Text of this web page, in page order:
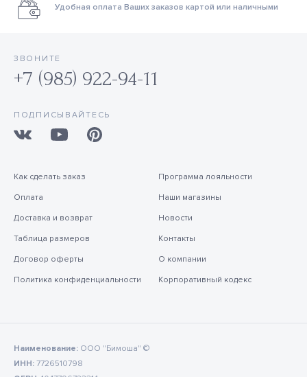
Удобная оплата Ваших заказов картой или наличными
ЗВОНИТЕ
+7 (985) 922-94-11
ПОДПИСЫВАЙТЕСЬ
Как сделать заказ
Оплата
Доставка и возврат
Таблица размеров
Договор оферты
Политика конфиденциальности
Программа лояльности
Наши магазины
Новости
Контакты
О компании
Корпоративный кодекс
Наименование: ООО "Бимоша" ©
ИНН: 7726510798